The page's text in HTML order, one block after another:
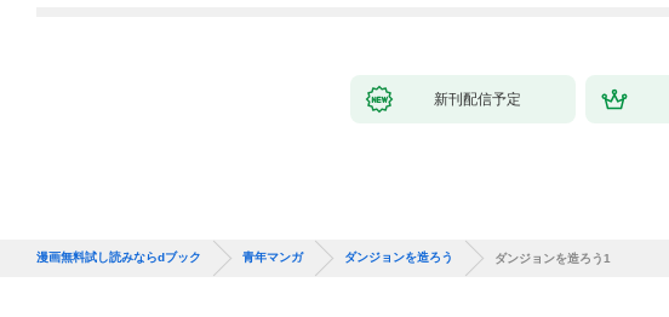
新刊配信予定
漫画無料試し読みならdブック 青年マンガ ダンジョンを造ろう ダンジョンを造ろう1